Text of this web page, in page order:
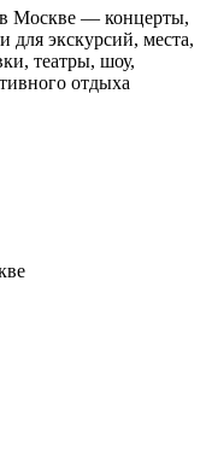
Москве — концерты,
для экскурсий, места,
театры, шоу,
отдыха